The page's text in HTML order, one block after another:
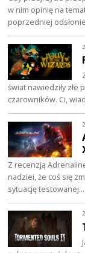
w nim opinię na
poprzedniej
świat nawiedziły złe
czarowników. Ci,
Z recenzją
nadziei, że coś się
sytuację testowanej…